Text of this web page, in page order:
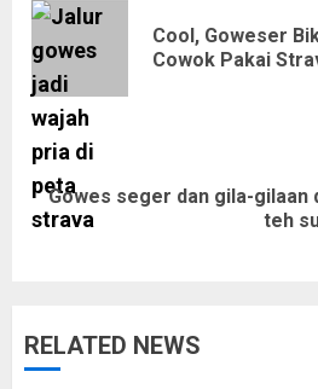
navigationCool, Goweser
Cowok Pakai
Next
post:
Gowes seger dan gila-gilaan
teh
RELATED NEWS